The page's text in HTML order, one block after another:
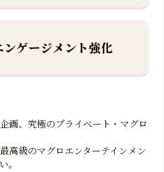
ンゲージメント強化
画、究極のプライベート・マグロ
高級のマグロエンターテインメン
。